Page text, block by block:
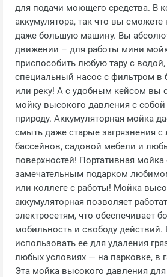
для подачи моющего средства. В
аккумулятора, так что вы
даже большую машину. Вы
движении – для работы мини
приспособить любую тару с водой,
специальный насос с фильтром в
или реку! А с удобным кейсом вы
мойку высокого давления с
природу. Аккумуляторная мойка
смыть даже старые загрязнения с
бассейнов, садовой мебели и
поверхностей! Портативная мойка
замечательным подарком
или коллеге с работы! Мойка
аккумуляторная позволяет
электросетям, что обеспечивает
мобильность и свободу
использовать ее для удаления
любых условиях — на парковке, в
Эта мойка высокого давления